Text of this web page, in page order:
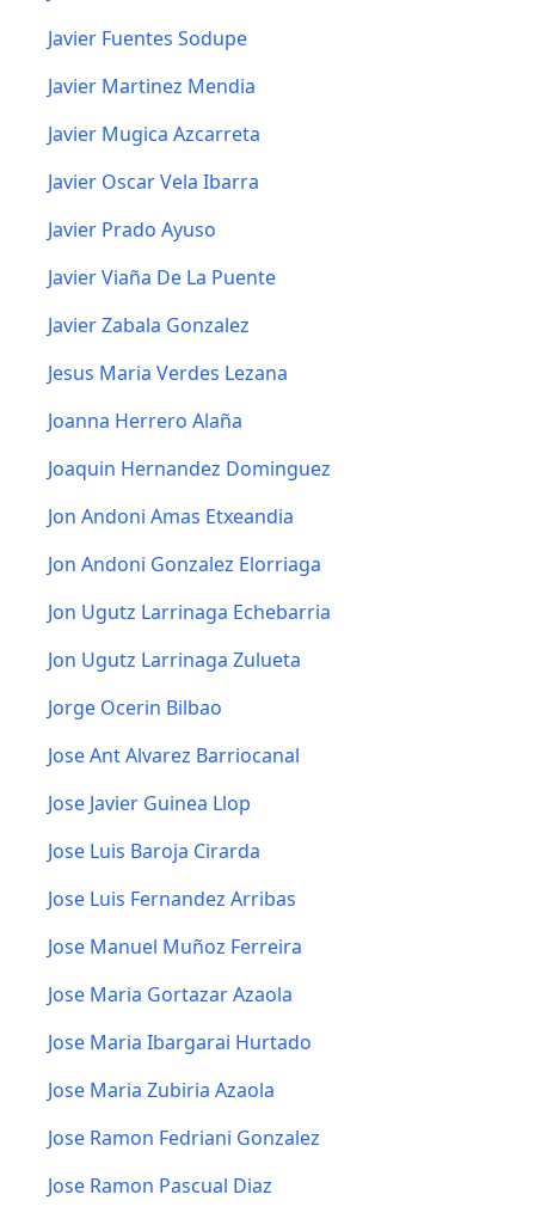
Javier Fuentes Sodupe
Javier Martinez Mendia
Javier Mugica Azcarreta
Javier Oscar Vela Ibarra
Javier Prado Ayuso
Javier Viaña De La Puente
Javier Zabala Gonzalez
Jesus Maria Verdes Lezana
Joanna Herrero Alaña
Joaquin Hernandez Dominguez
Jon Andoni Amas Etxeandia
Jon Andoni Gonzalez Elorriaga
Jon Ugutz Larrinaga Echebarria
Jon Ugutz Larrinaga Zulueta
Jorge Ocerin Bilbao
Jose Ant Alvarez Barriocanal
Jose Javier Guinea Llop
Jose Luis Baroja Cirarda
Jose Luis Fernandez Arribas
Jose Manuel Muñoz Ferreira
Jose Maria Gortazar Azaola
Jose Maria Ibargarai Hurtado
Jose Maria Zubiria Azaola
Jose Ramon Fedriani Gonzalez
Jose Ramon Pascual Diaz